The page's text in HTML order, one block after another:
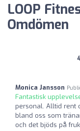
LOOP
Omdömen
Monica Jansson
Fantastisk
personal. Alltid rent
bland oss som
och det bjöds på